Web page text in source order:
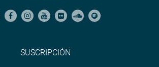
SUSCRIPCIÓN